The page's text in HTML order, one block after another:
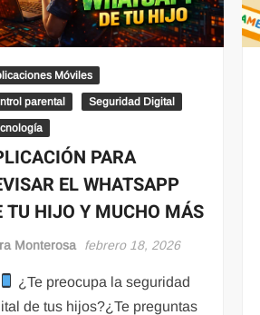
Móviles
parental Seguridad Digital
PARA
EL WHATSAPP
TU HIJO Y MUCHO MÁS
Monterosa febrero 18, 2026
¿Te preocupa la seguridad
de tus hijos?¿Te preguntas